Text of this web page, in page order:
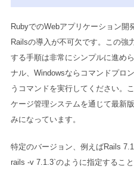
RubyでのWebアプリケーション
Railsの導入が不可欠です。この強
する手順は非常にシンプルに進め
ナル、Windowsならコマンドプロ
うコマンドを実行してください。
ケージ管理システムを通じて最新
みになっています。
特定のバージョン、例えばRails
rails -v 7.1.3`のように指定するこ